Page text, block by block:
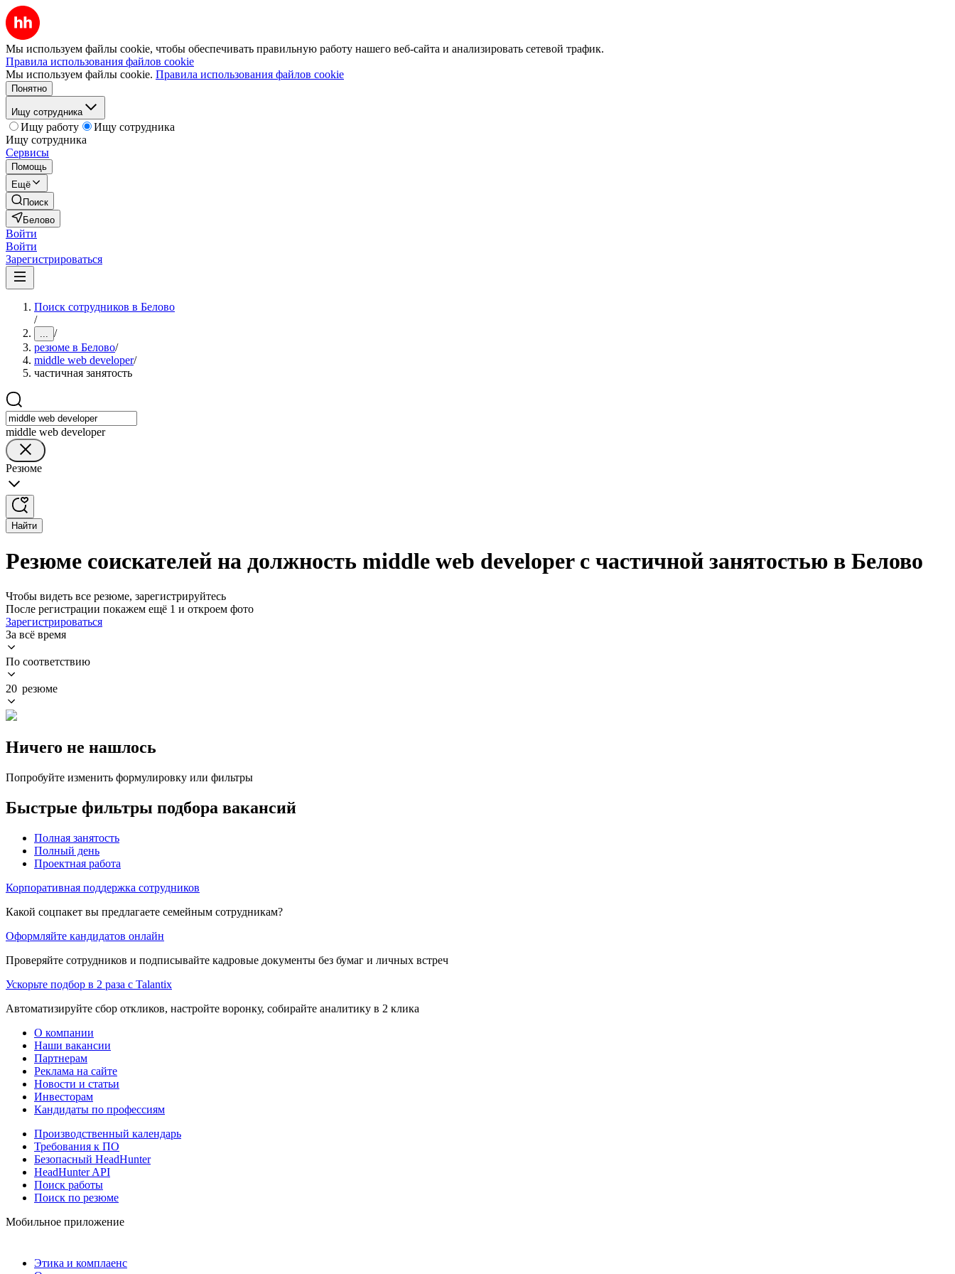
Мы используем файлы cookie, чтобы обеспечивать правильную работу нашего веб-сайта и анализировать сетевой трафик.
Правила использования файлов cookie
Мы используем файлы cookie. Правила использования файлов cookie
Понятно
Ищу сотрудника
Ищу работу
Ищу сотрудника
Ищу сотрудника
Сервисы
Помощь
Ещё
Поиск
Белово
Войти
Войти
Зарегистрироваться
Поиск сотрудников в Белово
/
... /
резюме в Белово/
middle web developer/
частичная занятость
middle web developer
Резюме
Найти
Резюме соискателей на должность middle web developer с частичной занятостью в Белово
Чтобы видеть все резюме, зарегистрируйтесь
После регистрации покажем ещё 1 и откроем фото
Зарегистрироваться
За всё время
По соответствию
20 резюме
Ничего не нашлось
Попробуйте изменить формулировку или фильтры
Быстрые фильтры подбора вакансий
Полная занятость
Полный день
Проектная работа
Корпоративная поддержка сотрудников
Какой соцпакет вы предлагаете семейным сотрудникам?
Оформляйте кандидатов онлайн
Проверяйте сотрудников и подписывайте кадровые документы без бумаг и личных встреч
Ускорьте подбор в 2 раза с Talantix
Автоматизируйте сбор откликов, настройте воронку, собирайте аналитику в 2 клика
О компании
Наши вакансии
Партнерам
Реклама на сайте
Новости и статьи
Инвесторам
Кандидаты по профессиям
Производственный календарь
Требования к ПО
Безопасный HeadHunter
HeadHunter API
Поиск работы
Поиск по резюме
Мобильное приложение
Этика и комплаенс